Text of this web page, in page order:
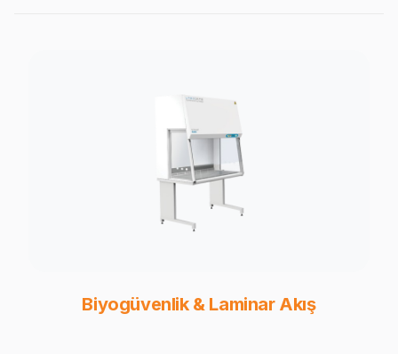
Biyogüvenlik & Laminar Akış